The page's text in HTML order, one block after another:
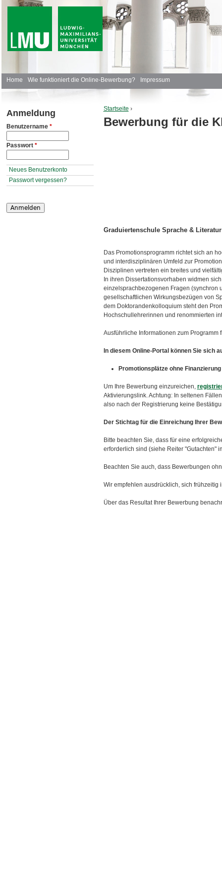
Anmeldung
Benutzername *
Passwort *
Neues Benutzerkonto
Passwort vergessen?
Sie sind hier
Startseite ›
Bewerbung für die
Graduiertenschule Sprache &
Das Promotionsprogramm richtet sich an
und interdisziplinären Umfeld zur
Disziplinen vertreten ein breites und
In ihren Dissertationsvorhaben widmen
einzelsprachbezogenen Fragen (synchron
gesellschaftlichen Wirkungsbezügen von
dem Doktorandenkolloquium steht den
Hochschullehrerinnen und renommierten
Ausführliche Informationen zum Programm
In diesem Online-Portal können Sie sich
Promotionsplätze ohne Finanzierung
Um Ihre Bewerbung einzureichen,
Aktivierungslink. Achtung: In seltenen
also nach der Registrierung keine
Der Stichtagfür die Einreichung Ihrer
Bitte beachten Sie, dass für eine
erforderlich sind (siehe Reiter "Gutachten"
Beachten Sie auch, dass Bewerbungen
Wir empfehlen ausdrücklich, sich
Über das Resultat Ihrer Bewerbung
H
u
t
m
e
n
Home Wie funktioniert die Online-Bewerbung? Impressum